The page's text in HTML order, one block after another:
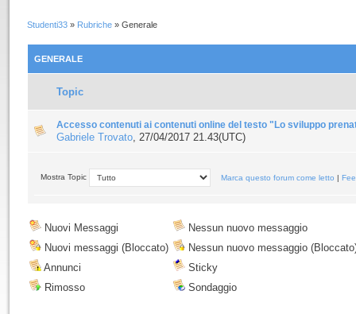
Studenti33 » Rubriche » Generale
GENERALE
Topic
Accesso contenuti ai contenuti online del testo "Lo sviluppo
Gabriele Trovato, 27/04/2017 21.43(UTC)
Mostra Topic Marca questo forum come letto |
Nuovi Messaggi
Nessun nuovo messaggio
Nuovi messaggi (Bloccato)
Nessun nuovo messaggio
Annunci
Sticky
Rimosso
Sondaggio